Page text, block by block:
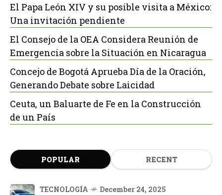
El Papa León XIV y su posible visita a México:
Una invitación pendiente
El Consejo de la OEA Considera Reunión de
Emergencia sobre la Situación en Nicaragua
Concejo de Bogotá Aprueba Día de la Oración,
Generando Debate sobre Laicidad
Ceuta, un Baluarte de Fe en la Construcción
de un País
POPULAR RECENT
TECNOLOGÍA December 24, 2025